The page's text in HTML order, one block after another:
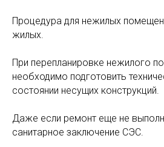
Процедура для нежилых
жилых.
При перепланировке нежилого
необходимо подготовить
состоянии несущих конструкций.
Даже если ремонт еще не
санитарное заключение СЭС.